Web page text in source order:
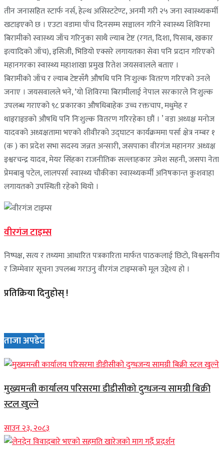
तीन जनासहित स्टार्फ नर्स, हेल्थ असिस्टटेण्ट, अनमी गरी २५ जना स्वास्थ्यकर्मी
खटाइएको छ । एउटा वडामा पाँच दिनसम्म सञ्चालन गरिने स्वास्थ्य शिविरमा
बिरामीको स्वास्थ्य जाँच गरिनुका साथै ल्याब टेष्ट (रगत, दिशा, पिसाब, खकार
इत्यादिको जाँच), इसिजी, भिडियो एक्सरे लगायतका सेवा पनि प्रदान गरिएको
महानगरका स्वास्थ्य महाशाखा प्रमुख रितेश जयसवालले बताए ।
बिरामीको जाँच र ल्याब टेष्टसँगै औषधि पनि निःशुल्क वितरण गरिएको उनले
जनाए । जयसवालले भने, ‘यो शिविरमा बिरामीलाई नेपाल सरकारले निःशुल्क
उपलब्ध गराएको ९८ प्रकारका औषधिबाहेक उच्च रक्तचाप, मधुमेह र
थाइराइडको औषधि पनि निःशुल्क वितरण गरिरहेका छौं । ’ वडा अध्यक्ष मनोज
यादवको अध्यक्षतामा भएको शीवीरको उद्घाटन कार्यक्रममा पर्सा क्षेत्र नम्बर १
(क ) का प्रदेश सभा सदस्य जन्नत अन्सारी, जसपाका वीरगंज महानगर अध्यक्ष
इश्वरचन्द्र यादव, मेयर सिंहका राजनीतिक सल्लाहकार उमेश सहनी, जसपा नेता
प्रेमबाबु पटेल, लालपर्सा स्वास्थ्य चौकीका स्वास्थ्यकर्मी अनिषकान्त कुशवाहा
लगायतको उपस्थिती रहेको थियो ।
वीरगंज टाइम्स
निष्पक्ष, सत्य र तथ्यमा आधारित पत्रकारिता मार्फत पाठकलाई छिटो, विश्वसनीय
र जिम्मेवार सूचना उपलब्ध गराउनु वीरगंज टाइम्सको मूल उद्देश्य हो ।
प्रतिक्रिया दिनुहोस् !
ताजा अपडेट
मुख्यमन्त्री कार्यालय परिसरमा डीडीसीको दुग्धजन्य सामग्री बिक्री
स्टल खुल्ने
साउन २३, २०८३